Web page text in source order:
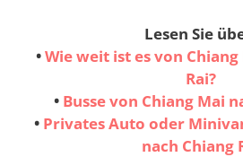
Lesen Sie
•Wie weit ist es von
Rai?
• Busse von Chiang Mai
• Privates Auto oder
nach Chiang